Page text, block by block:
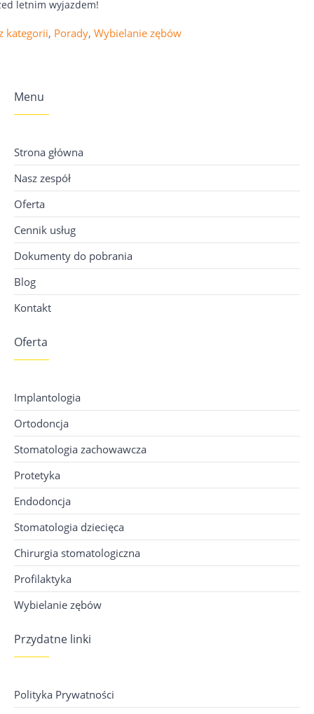
letnim wyjazdem!
kategorii, Porady, Wybielanie zębów
Menu
Strona główna
Nasz zespół
Oferta
Cennik usług
Dokumenty do pobrania
Blog
Kontakt
Oferta
Implantologia
Ortodoncja
Stomatologia zachowawcza
Protetyka
Endodoncja
Stomatologia dziecięca
Chirurgia stomatologiczna
Profilaktyka
Wybielanie zębów
Przydatne linki
Polityka Prywatności